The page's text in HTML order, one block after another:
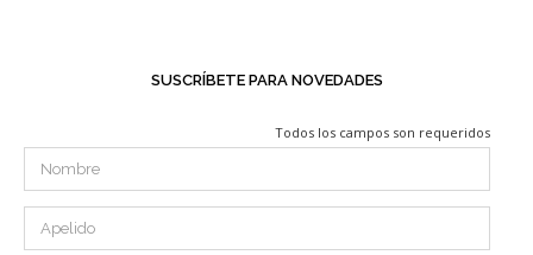
SUSCRÍBETE PARA NOVEDADES
Todos los campos son requeridos